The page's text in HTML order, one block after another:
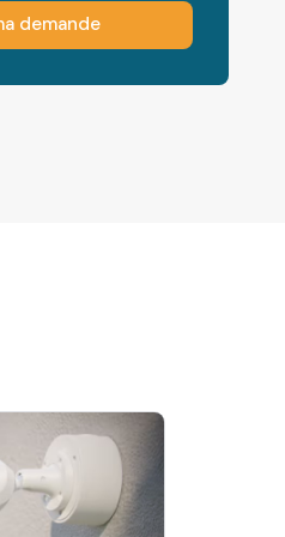
demande